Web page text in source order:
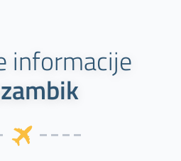
informacije